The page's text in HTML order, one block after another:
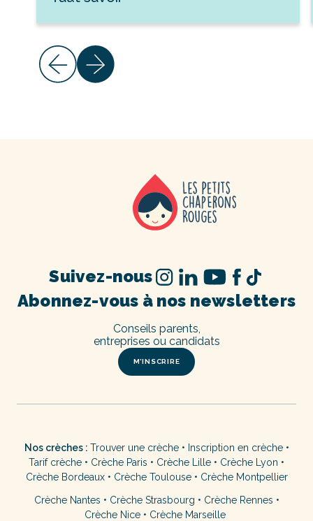
Abonnez-vous à nos newsletters
M’INSCRIRE
Conseils parents,
entreprises ou candidats
Suivez-nous
Nos crèches : Trouver une crèche• Inscription en crèche•
Tarif crèche • Crèche Paris • Crèche Lille • Crèche Lyon •
Crèche Bordeaux• Crèche Toulouse• Crèche Montpellier
Crèche Nantes • Crèche Strasbourg • Crèche Rennes •
Crèche Nice • Crèche Marseille